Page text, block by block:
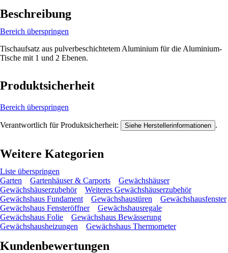
Beschreibung
Bereich überspringen
Tischaufsatz aus pulverbeschichtetem Aluminium für die Aluminium-
Tische mit 1 und 2 Ebenen.
Produktsicherheit
Bereich überspringen
Verantwortlich für Produktsicherheit: Siehe Herstellerinformationen .
Weitere Kategorien
Liste überspringen
Garten
Gartenhäuser & Carports
Gewächshäuser
Gewächshäuserzubehör
Weiteres Gewächshäuserzubehör
Gewächshaus Fundament
Gewächshaustüren
Gewächshausfenster
Gewächshaus Fensteröffner
Gewächshausregale
Gewächshaus Folie
Gewächshaus Bewässerung
Gewächshausheizungen
Gewächshaus Thermometer
Kundenbewertungen